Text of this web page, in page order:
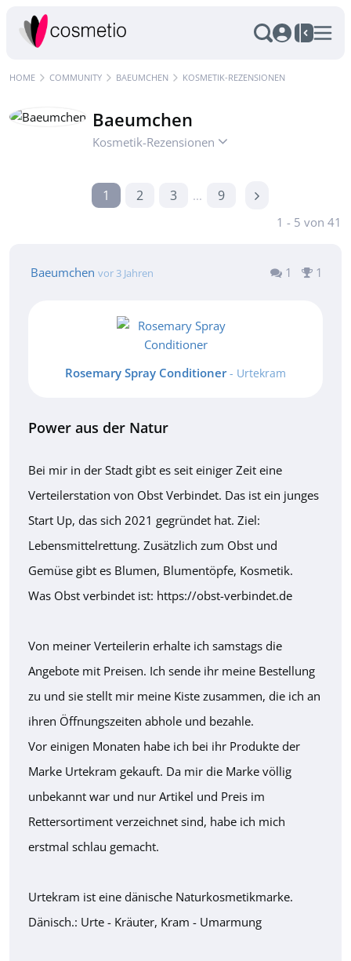
HOME COMMUNITY BAEUMCHEN KOSMETIK-REZENSIONEN
Baeumchen
Kosmetik-Rezensionen
1 2 3 ... 9
1 - 5 von 41
Baeumchen vor 3 Jahren 1
1
Rosemary Spray Conditioner - Urtekram
Power aus der Natur
Bei mir in der Stadt gibt es seit einiger Zeit eine
Verteilerstation von Obst Verbindet. Das ist ein junges
Start Up, das sich 2021 gegründet hat. Ziel:
Lebensmittelrettung. Zusätzlich zum Obst und
Gemüse gibt es Blumen, Blumentöpfe, Kosmetik.
Was Obst verbindet ist: https://obst-verbindet.de
Von meiner Verteilerin erhalte ich samstags die
Angebote mit Preisen. Ich sende ihr meine Bestellung
zu und sie stellt mir meine Kiste zusammen, die ich an
ihren Öffnungszeiten abhole und bezahle.
Vor einigen Monaten habe ich bei ihr Produkte der
Marke Urtekram gekauft. Da mir die Marke völlig
unbekannt war und nur Artikel und Preis im
Rettersortiment verzeichnet sind, habe ich mich
erstmal schlau gemacht.
Urtekram ist eine dänische Naturkosmetikmarke.
Dänisch.: Urte - Kräuter, Kram - Umarmung